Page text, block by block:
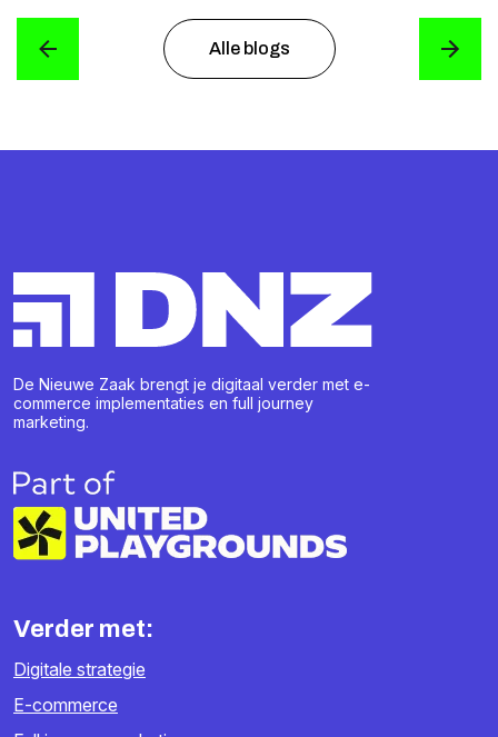
Alle blogs
De Nieuwe Zaak brengt je digitaal verder met e-
commerce implementaties en full journey
marketing.
Verder met:
Digitale strategie
E-commerce